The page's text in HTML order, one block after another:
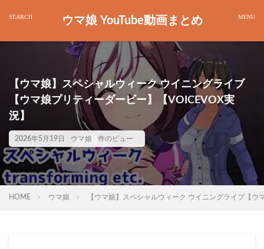
ウマ娘 YouTube動画まとめ
【ウマ娘】スペシャルウィーク ウイニングライブ
【ウマ娘プリティーダービー】【VOICEVOX実
況】
2026年5月19日 ウマ娘 件のビュー
HOME ウマ娘 【ウマ娘】スペシャルウィーク ウイニングライブ【